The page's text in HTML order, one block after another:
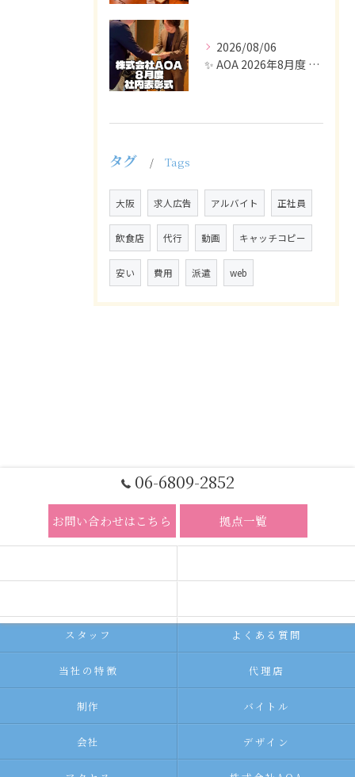
2026/08/06
✨ AOA 2026年8月度 表彰式レポート ✨
タグ Tags
大阪 求人広告 アルバイト 正社員
飲食店 代行 動画 キャッチコピー
安い 費用 派遣 web
06-6809-2852
お問い合わせはこちら 拠点一覧
スタッフ よくある質問
当社の特徴 代理店
制作 バイトル
会社 デザイン